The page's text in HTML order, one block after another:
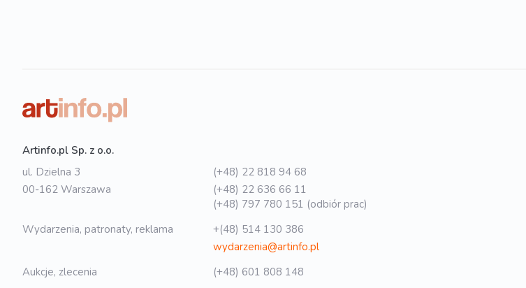
Artinfo.pl Sp. z o.o.
ul. Dzielna 3
00-162 Warszawa
(+48) 22 818 94 68
(+48) 22 636 66 11
(+48) 797 780 151 (odbiór prac)
Wydarzenia, patronaty, reklama
+(48) 514 130 386
wydarzenia@artinfo.pl
Aukcje, zlecenia
(+48) 601 808 148